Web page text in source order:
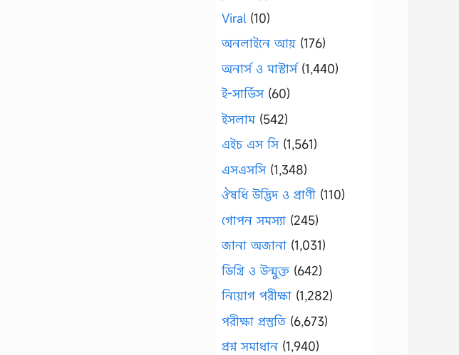
Viral (10)
অনলাইনে আয় (176)
অনার্স ও মাস্টার্স(1,440)
ই-সার্ভিস(60)
ইসলাম(542)
এইচ এস সি(1,561)
এসএসসি(1,348)
ঔষধি উদ্ভিদ ও প্রাণী (110)
গোপন সমস্যা (245)
জানা অজানা (1,031)
ডিগ্রি ও উন্মুক্ত (642)
নিয়োগ পরীক্ষা (1,282)
পরীক্ষা প্রস্তুতি (6,673)
প্রশ্ন সমাধান (1,940)